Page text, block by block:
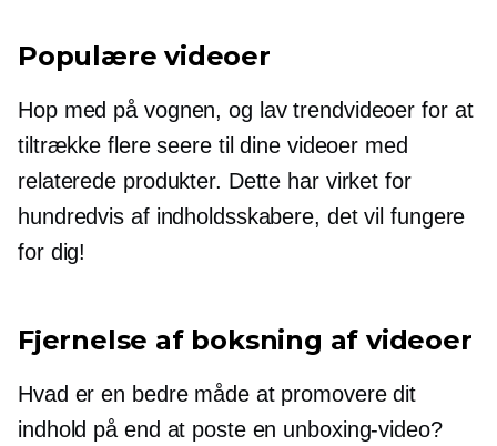
Populære videoer
Hop med på vognen, og lav trendvideoer for at
tiltrække flere seere til dine videoer med
relaterede produkter. Dette har virket for
hundredvis af indholdsskabere, det vil fungere
for dig!
Fjernelse af boksning af videoer
Hvad er en bedre måde at promovere dit
indhold på end at poste en unboxing-video?